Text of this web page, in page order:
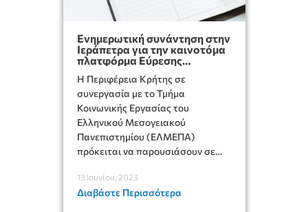
Ενημερωτική συνάντηση στην
Ιεράπετρα για την καινοτόμα
πλατφόρμα Εύρεσης
Καθοδήγησης Mentoring
Η Περιφέρεια Κρήτης σε
συνεργασία με το Τμήμα
Κοινωνικής Εργασίας του
Ελληνικού Μεσογειακού
Πανεπιστημίου (ΕΛΜΕΠΑ)
πρόκειται να παρουσιάσουν σε
καινοτόμα πλατφόρμα Mentoring
13 Ιουνίου, 2023
Διαβάστε Περισσότερα